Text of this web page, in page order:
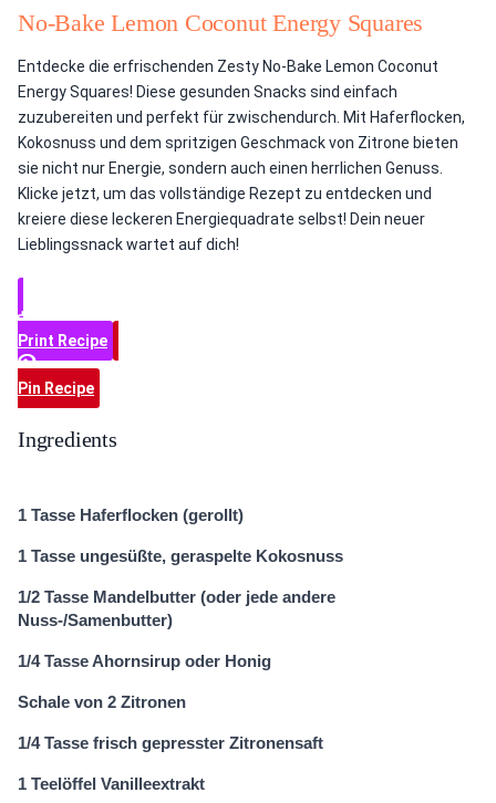
No-Bake Lemon Coconut Energy Squares
Entdecke die erfrischenden Zesty No-Bake Lemon Coconut
Energy Squares! Diese gesunden Snacks sind einfach
zuzubereiten und perfekt für zwischendurch. Mit Haferflocken,
Kokosnuss und dem spritzigen Geschmack von Zitrone bieten
sie nicht nur Energie, sondern auch einen herrlichen Genuss.
Klicke jetzt, um das vollständige Rezept zu entdecken und
kreiere diese leckeren Energiequadrate selbst! Dein neuer
Lieblingssnack wartet auf dich!
Print Recipe
Pin Recipe
Ingredients
1 Tasse Haferflocken (gerollt)
1 Tasse ungesüßte, geraspelte Kokosnuss
1/2 Tasse Mandelbutter (oder jede andere
Nuss-/Samenbutter)
1/4 Tasse Ahornsirup oder Honig
Schale von 2 Zitronen
1/4 Tasse frisch gepresster Zitronensaft
1 Teelöffel Vanilleextrakt